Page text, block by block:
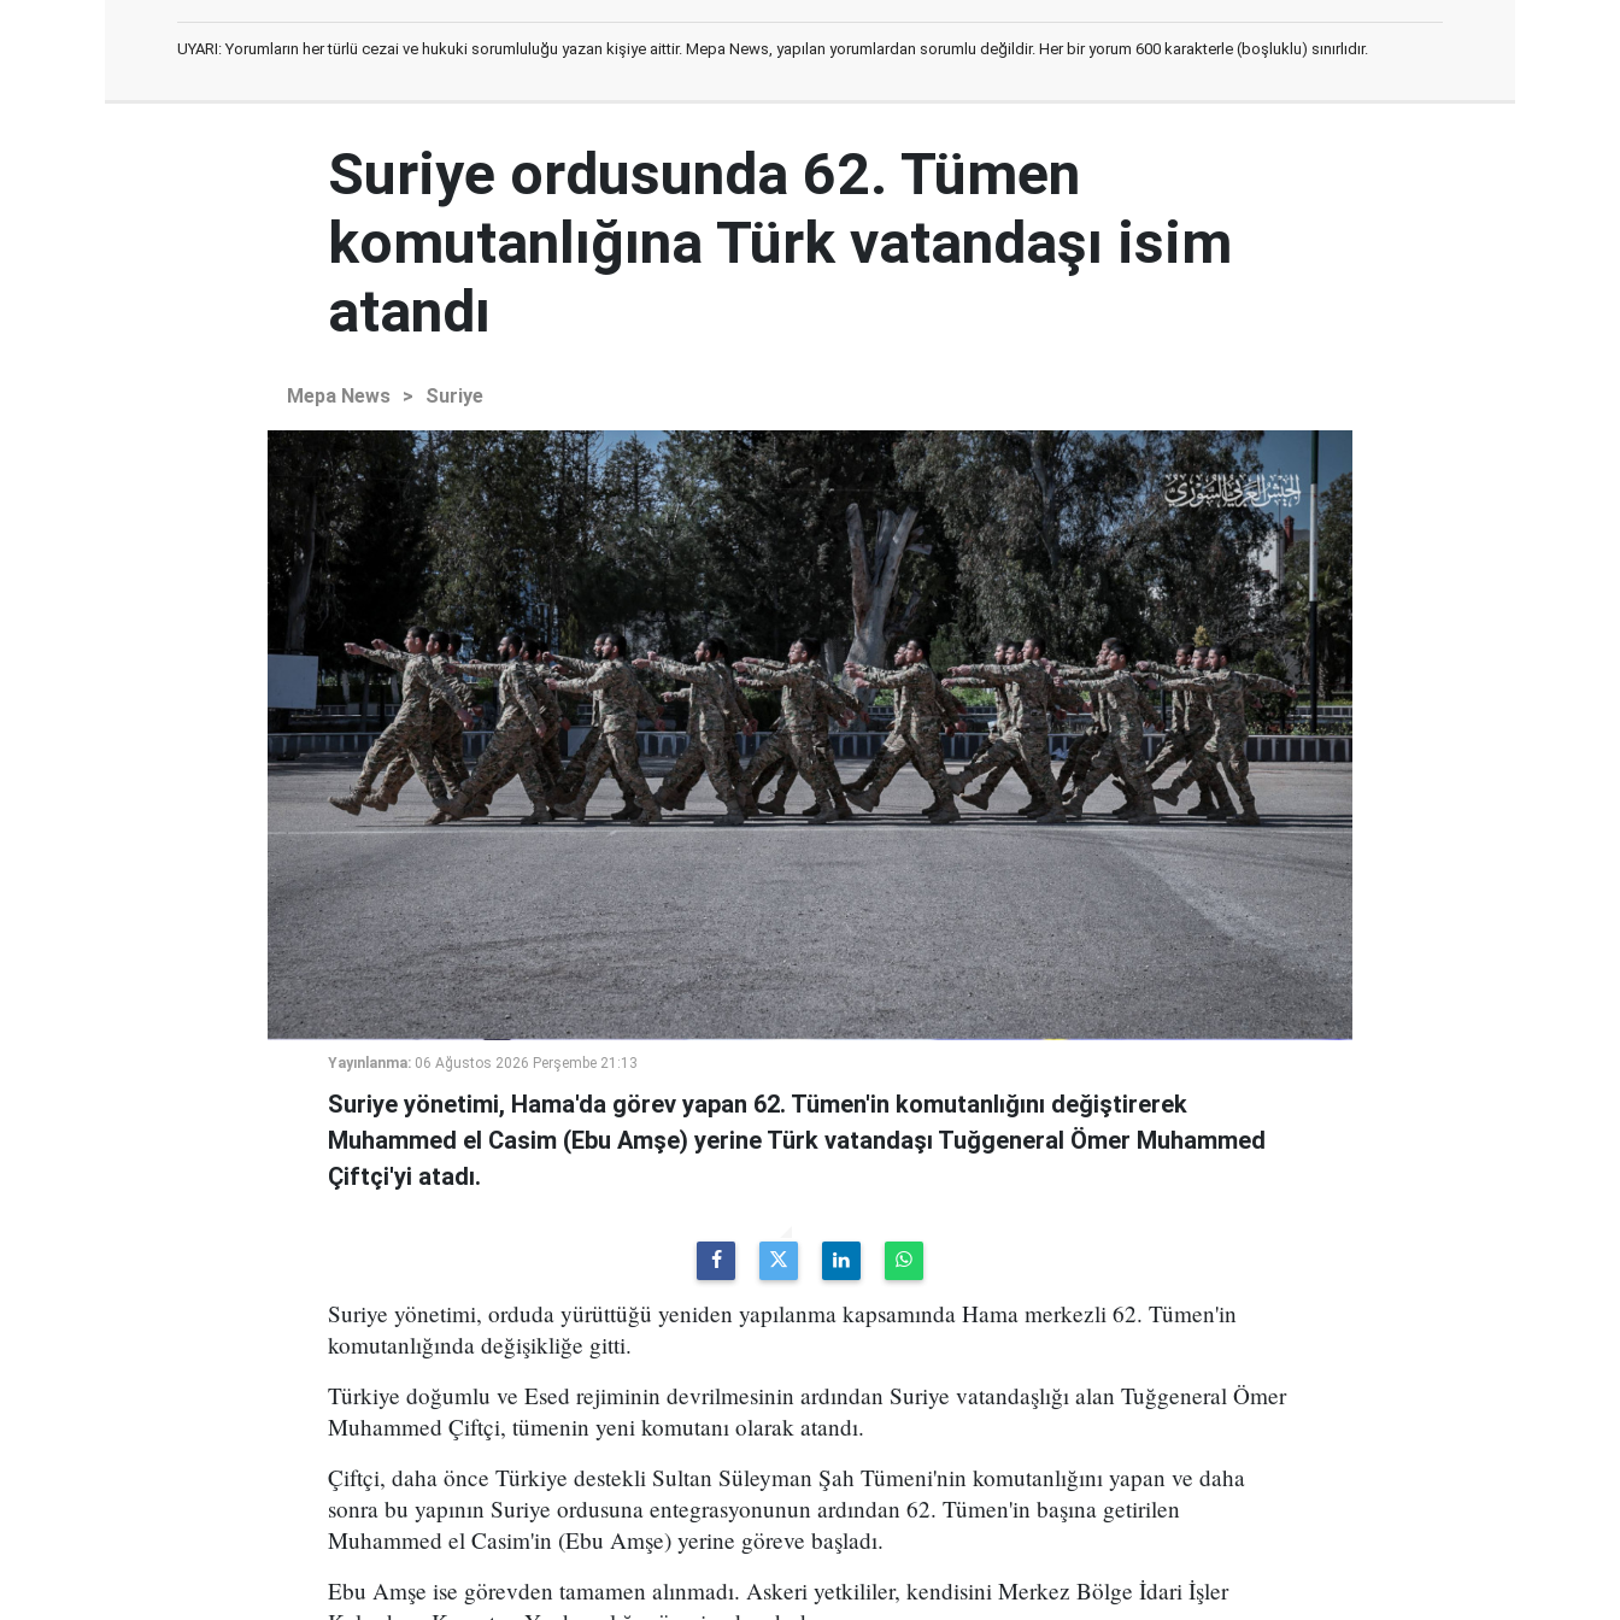
UYARI: Yorumların her türlü cezai ve hukuki sorumluluğu yazan kişiye aittir. Mepa News, yapılan yorumlardan sorumlu değildir. Her bir yorum 600 karakterle (boşluklu) sınırlıdır.
Suriye ordusunda 62. Tümen
komutanlığına Türk vatandaşı isim
atandı
Mepa News > Suriye
Yayınlanma: 06 Ağustos 2026 Perşembe 21:13
Suriye yönetimi, Hama'da görev yapan 62. Tümen'in komutanlığını değiştirerek
Muhammed el Casim (Ebu Amşe) yerine Türk vatandaşı Tuğgeneral Ömer Muhammed
Çiftçi'yi atadı.
Suriye yönetimi, orduda yürüttüğü yeniden yapılanma kapsamında Hama merkezli 62. Tümen'in
komutanlığında değişikliğe gitti.
Türkiye doğumlu ve Esed rejiminin devrilmesinin ardından Suriye vatandaşlığı alan Tuğgeneral Ömer
Muhammed Çiftçi, tümenin yeni komutanı olarak atandı.
Çiftçi, daha önce Türkiye destekli Sultan Süleyman Şah Tümeni'nin komutanlığını yapan ve daha
sonra bu yapının Suriye ordusuna entegrasyonunun ardından 62. Tümen'in başına getirilen
Muhammed el Casim'in (Ebu Amşe) yerine göreve başladı.
Ebu Amşe ise görevden tamamen alınmadı. Askeri yetkililer, kendisini Merkez Bölge İdari İşler